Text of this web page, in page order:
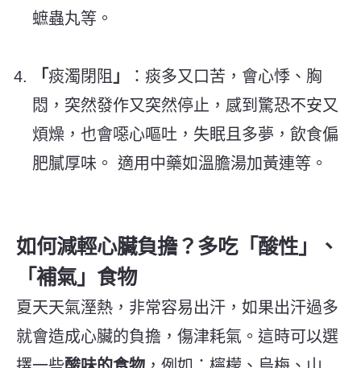
蟅蟲丸等。
「痰濁閉阻 」
：痰多又口苦，會心悸、胸
悶，突然發作又突然停止，感到驚恐不安又
煩燥，也會噁心嘔吐，失眠且多夢，飲食偏
肥膩厚味。 適用中藥如溫膽湯加黃連等。
如何減輕心臟負擔？多吃「酸性」、
「補氣」食物
夏天天氣溼熱，非常容易出汗，如果出汗過多
就會造成心臟的負擔，傷津耗氣。這時可以選